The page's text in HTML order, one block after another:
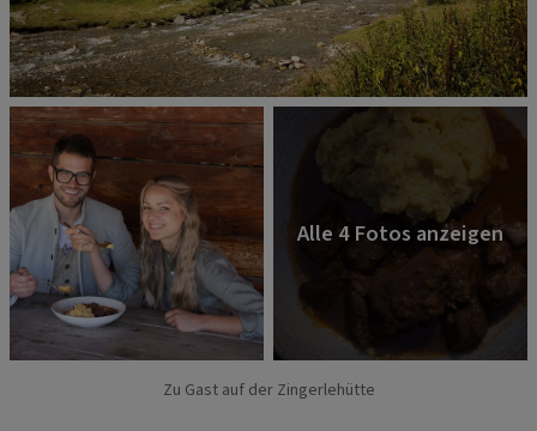
Zu Gast auf der Zingerlehütte